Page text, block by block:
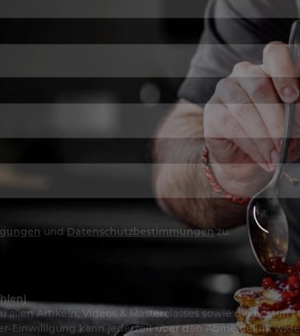
und Datenschutzbestimmungenzu.
allen Artikeln, Videos & Masterclasses sowie die
Einwilligung kann jederzeit über den Abmeldelink